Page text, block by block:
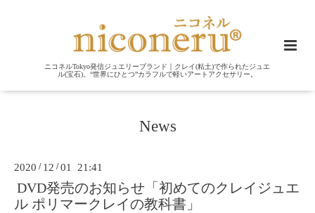
ニコネルTokyo発信ジュエリーブランド｜クレイ(粘土)で作られたジュエ
ル(宝石)。“世界にひとつ”カラフルで軽いアートアクセサリー。
News
2020 / 12 /01 21:41
DVD発売のお知らせ「初めてのクレイジュエ
ル ポリマークレイの教科書」